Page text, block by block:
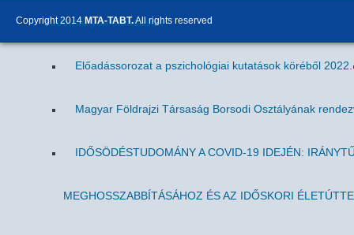
Tudományos előadások
Előadássorozat a pszichológiai kutatások köréből 2022.
Magyar Földrajzi Társaság Borsodi Osztályának
IDŐSÖDÉSTUDOMÁNY A COVID-19 IDEJÉN:
MEGHOSSZABBÍTÁSÁHOZ ÉS AZ IDŐSKORI
Copyright 2014 MTA-TABT.All rights reserved